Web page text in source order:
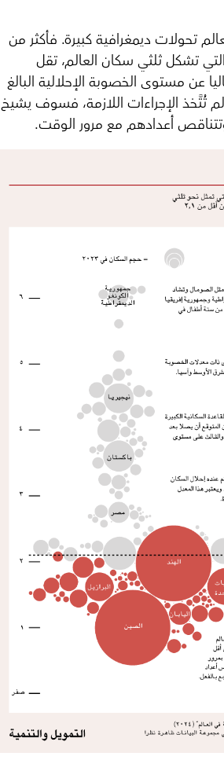
تحولات ديمغرافية كبيرة. فأكثر من
تشكل ثلثي سكان العالم، تقل
عن مستوى الخصوبة الإحلالية البالغ
لم تُتَّخذ الإجراءات اللازمة، فسوف يشيخ
أعدادهم مع مرور الوقت.